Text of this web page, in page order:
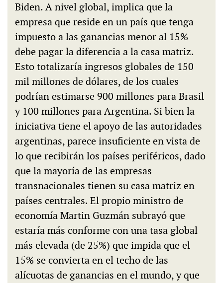
Biden. A nivel global, implica que la
empresa que reside en un país que tenga
impuesto a las ganancias menor al 15%
debe pagar la diferencia a la casa matriz.
Esto totalizaría ingresos globales de 150
mil millones de dólares, de los cuales
podrían estimarse 900 millones para Brasil
y 100 millones para Argentina. Si bien la
iniciativa tiene el apoyo de las autoridades
argentinas, parece insuficiente en vista de
lo que recibirán los países periféricos, dado
que la mayoría de las empresas
transnacionales tienen su casa matriz en
países centrales. El propio ministro de
economía Martin Guzmán subrayó que
estaría más conforme con una tasa global
más elevada (de 25%) que impida que el
15% se convierta en el techo de las
alícuotas de ganancias en el mundo, y que